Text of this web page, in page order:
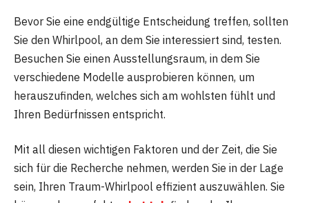
Bevor Sie eine endgültige Entscheidung treffen, sollten
Sie den Whirlpool, an dem Sie interessiert sind, testen.
Besuchen Sie einen Ausstellungsraum, in dem Sie
verschiedene Modelle ausprobieren können, um
herauszufinden, welches sich am wohlsten fühlt und
Ihren Bedürfnissen entspricht.
Mit all diesen wichtigen Faktoren und der Zeit, die Sie
sich für die Recherche nehmen, werden Sie in der Lage
sein, Ihren Traum-Whirlpool effizient auszuwählen. Sie